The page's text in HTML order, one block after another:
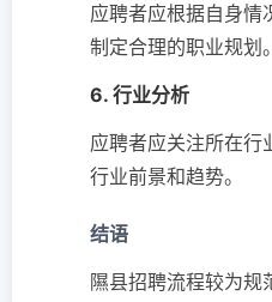
应聘者应根据自身情
制定合理的职业规划。
6. 行业分析
应聘者应关注所在行
行业前景和趋势。
结语
隰县招聘流程较为规